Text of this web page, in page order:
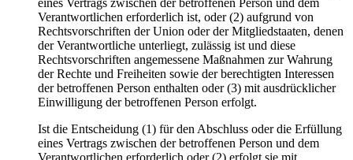
eines Vertrags zwischen der betroffenen Person und dem
Verantwortlichen erforderlich ist, oder (2) aufgrund von
Rechtsvorschriften der Union oder der Mitgliedstaaten, denen
der Verantwortliche unterliegt, zulässig ist und diese
Rechtsvorschriften angemessene Maßnahmen zur Wahrung
der Rechte und Freiheiten sowie der berechtigten Interessen
der betroffenen Person enthalten oder (3) mit ausdrücklicher
Einwilligung der betroffenen Person erfolgt.
Ist die Entscheidung (1) für den Abschluss oder die Erfüllung
eines Vertrags zwischen der betroffenen Person und dem
Verantwortlichen erforderlich oder (2) erfolgt sie mit